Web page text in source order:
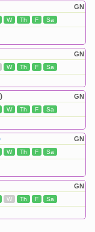
GN
W Th F Sa
GN
W Th F Sa
GN
W Th F Sa
GN
W Th F Sa
GN
W Th F Sa